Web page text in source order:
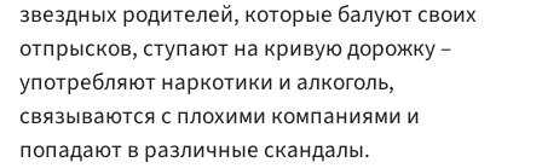
звездных родителей, которые балуют своих
отпрысков, ступают на кривую дорожку –
употребляют наркотики и алкоголь,
связываются с плохими компаниями и
попадают в различные скандалы.